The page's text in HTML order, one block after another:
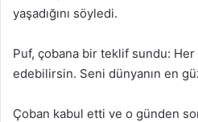
yaşadığını söyledi.
Puf, çobana bir teklif sundu:
edebilirsin. Seni dünyanın en
Çoban kabul etti ve o günden